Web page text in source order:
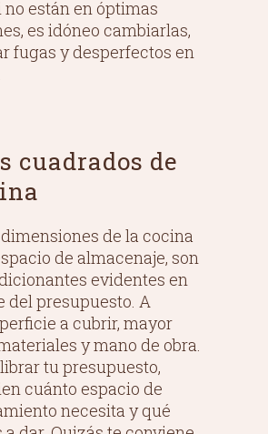
no están en óptimas
es idóneo cambiarlas,
fugas y desperfectos en
cuadrados de
de la cocina
de almacenaje, son
evidentes en
del presupuesto. A
a cubrir, mayor
y mano de obra.
tu presupuesto,
cuánto espacio de
necesita y qué